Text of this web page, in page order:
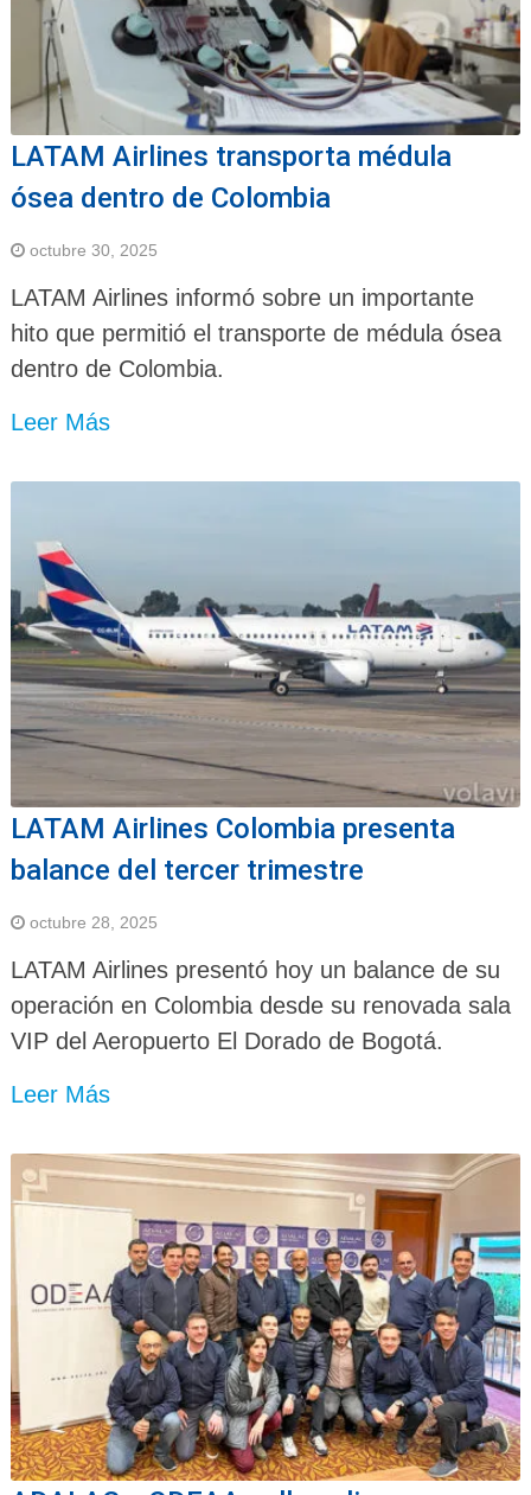
LATAM Airlines transporta médula
ósea dentro de Colombia
octubre 30, 2025
LATAM Airlines informó sobre un importante
hito que permitió el transporte de médula ósea
dentro de Colombia.
Leer Más
LATAM Airlines Colombia presenta
balance del tercer trimestre
octubre 28, 2025
LATAM Airlines presentó hoy un balance de su
operación en Colombia desde su renovada sala
VIP del Aeropuerto El Dorado de Bogotá.
Leer Más